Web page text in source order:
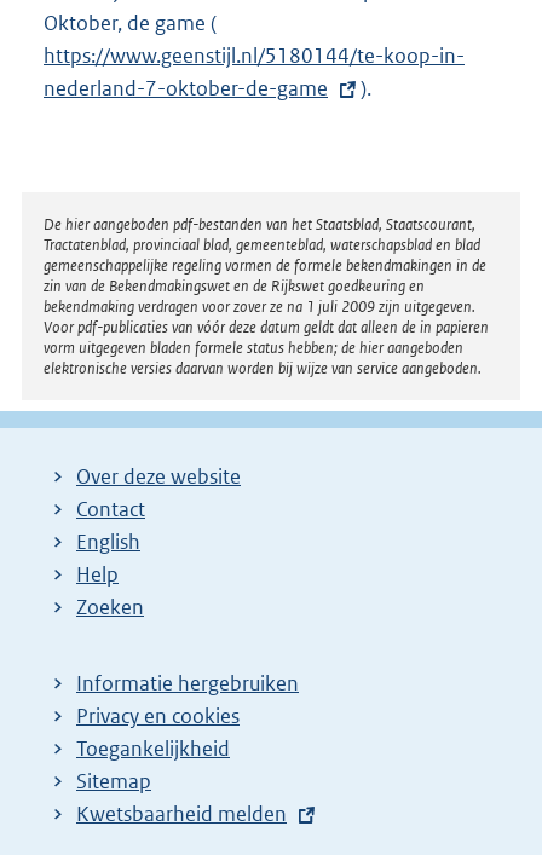
Oktober, de game (
x
t
e
l
i
n
k
:
https://www.geenstijl.nl/5180144/te-koop-in-
nederland-7-oktober-de-game
).
Disclaimer
De hier aangeboden pdf-bestanden van het Staatsblad, Staatscourant,
Tractatenblad, provinciaal blad, gemeenteblad, waterschapsblad en blad
gemeenschappelijke regeling vormen de formele bekendmakingen in de
zin van de Bekendmakingswet en de Rijkswet goedkeuring en
bekendmaking verdragen voor zover ze na 1 juli 2009 zijn uitgegeven.
Voor pdf-publicaties van vóór deze datum geldt dat alleen de in papieren
vorm uitgegeven bladen formele status hebben; de hier aangeboden
elektronische versies daarvan worden bij wijze van service aangeboden.
Over deze website
Contact
English
Help
Zoeken
Informatie hergebruiken
Privacy en cookies
Toegankelijkheid
Sitemap
E
Kwetsbaarheid melden